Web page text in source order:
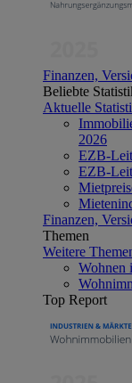
Finanzen,
Beliebte
Aktuelle
2026
EZB-
EZB-
Finanzen,
Themen
Weitere
Wohnen
Top Report